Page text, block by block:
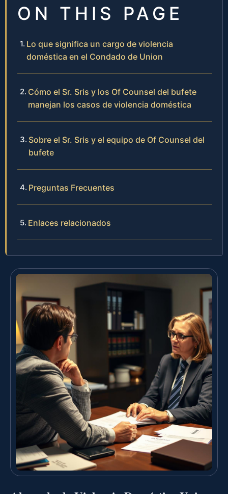
ON THIS PAGE
Lo que significa un cargo de violencia
doméstica en el Condado de Union
Cómo el Sr. Sris y los Of Counsel del bufete
manejan los casos de violencia doméstica
Sobre el Sr. Sris y el equipo de Of Counsel del
bufete
Preguntas Frecuentes
Enlaces relacionados